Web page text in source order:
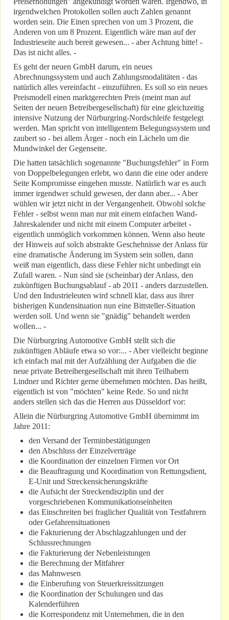
irgendwelchen Protokollen sollen auch Zahlen genannt
worden sein. Die Einen sprechen von um 3 Prozent, die
Anderen von um 8 Prozent. Eigentlich wäre man auf der
Industrieseite auch bereit gewesen... - aber Achtung bitte! -
Das ist nicht alles. -
Es geht der neuen GmbH darum, ein neues
Abrechnungssystem und auch Zahlungsmodalitäten - das
natürlich alles vereinfacht - einzuführen. Es soll so ein neues
Preismodell einen marktgerechten Preis (meint man auf
Seiten der neuen Betreibergesellschaft) für eine gleichzeitig
intensive Nutzung der Nürburgring-Nordschleife festgelegt
werden. Man spricht von intelligentem Belegungssystem und
zaubert so - bei allem Ärger - noch ein Lächeln um die
Mundwinkel der Gegenseite.
Die hatten tatsächlich sogenannte "Buchungsfehler" in Form
von Doppelbelegungen erlebt, wo dann die eine oder andere
Seite Kompromisse eingehen musste. Natürlich war es auch
immer irgendwer schuld gewesen, der dann aber... - Aber
wühlen wir jetzt nicht in der Vergangenheit. Obwohl solche
Fehler - selbst wenn man nur mit einem einfachen Wand-
Jahreskalender und nicht mit einem Computer arbeitet -
eigentlich unmöglich vorkommen können. Wenn also heute
der Hinweis auf solch abstrakte Geschehnisse der Anlass für
eine dramatische Änderung im System sein sollen, dann
weiß man eigentlich, dass diese Fehler nicht unbedingt ein
Zufall waren. - Nun sind sie (scheinbar) der Anlass, den
zukünftigen Buchungsablauf - ab 2011 - anders darzustellen.
Und den Industrieleuten wird schnell klar, dass aus ihrer
bisherigen Kundensituation nun eine Bittsteller-Situation
werden soll. Und wenn sie "gnädig" behandelt werden
wollen... -
Die Nürburgring Automotive GmbH stellt sich die
zukünftigen Abläufe etwa so vor:... - Aber vielleicht beginne
ich einfach mal mit der Aufzählung der Aufgaben die die
neue private Betreibergesellschaft mit ihren Teilhabern
Lindner und Richter gerne übernehmen möchten. Das heißt,
eigentlich ist von "möchten" keine Rede. So und nicht
anders stellen sich das die Herren aus Düsseldorf vor:
Allein die Nürburgring Automotive GmbH übernimmt im
Jahre 2011:
den Versand der Terminbestätigungen
den Abschluss der Einzelverträge
die Koordination der einzelnen Firmen vor Ort
die Beauftragung und Koordination von Rettungsdient,
E-Unit und Streckensicherungskräfte
die Aufsicht der Streckendisziplin und der
vorgeschriebenen Kommunikationseinheiten
das Einschreiten bei fraglicher Qualität von Testfahrern
oder Gefahrensituationen
die Fakturierung der Abschlagzahlungen und der
Schlussrechnungen
die Fakturierung der Nebenleistungen
die Berechnung der Mitfahrer
das Mahnwesen
die Einberufung von Steuerkreissitzungen
die Koordination der Schulungen und das
Kalenderführen
die Korrespondenz mit Unternehmen, die in den